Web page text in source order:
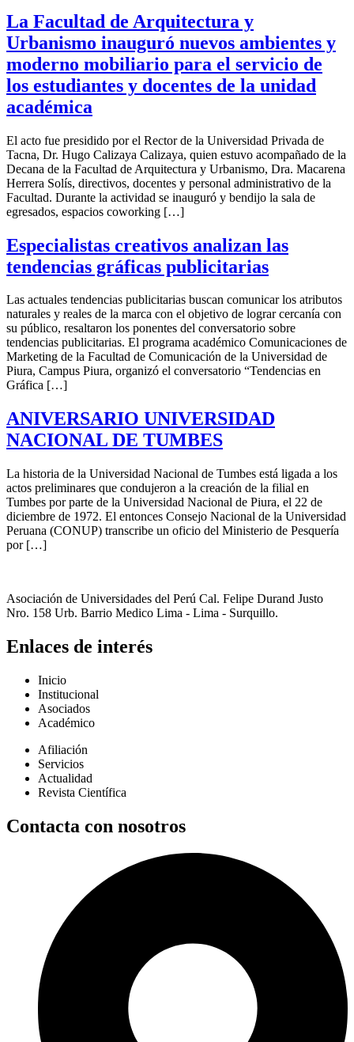
La Facultad de Arquitectura y
Urbanismo inauguró nuevos ambientes y
moderno mobiliario para el servicio de
los estudiantes y docentes de la unidad
académica
El acto fue presidido por el Rector de la Universidad Privada de
Tacna, Dr. Hugo Calizaya Calizaya, quien estuvo acompañado de la
Decana de la Facultad de Arquitectura y Urbanismo, Dra. Macarena
Herrera Solís, directivos, docentes y personal administrativo de la
Facultad. Durante la actividad se inauguró y bendijo la sala de
egresados, espacios coworking […]
Especialistas creativos analizan las
tendencias gráficas publicitarias
Las actuales tendencias publicitarias buscan comunicar los atributos
naturales y reales de la marca con el objetivo de lograr cercanía con
su público, resaltaron los ponentes del conversatorio sobre
tendencias publicitarias. El programa académico Comunicaciones de
Marketing de la Facultad de Comunicación de la Universidad de
Piura, Campus Piura, organizó el conversatorio “Tendencias en
Gráfica […]
ANIVERSARIO UNIVERSIDAD
NACIONAL DE TUMBES
La historia de la Universidad Nacional de Tumbes está ligada a los
actos preliminares que condujeron a la creación de la filial en
Tumbes por parte de la Universidad Nacional de Piura, el 22 de
diciembre de 1972. El entonces Consejo Nacional de la Universidad
Peruana (CONUP) transcribe un oficio del Ministerio de Pesquería
por […]
Asociación de Universidades del Perú Cal. Felipe Durand Justo
Nro. 158 Urb. Barrio Medico Lima - Lima - Surquillo.
Enlaces de interés
Inicio
Institucional
Asociados
Académico
Afiliación
Servicios
Actualidad
Revista Científica
Contacta con nosotros